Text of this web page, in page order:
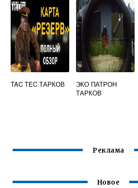
ТАРКОВА
TAC TEC ТАРКОВ
ЭКО ПАТРОН
ТАРКОВ
Реклама
Новое